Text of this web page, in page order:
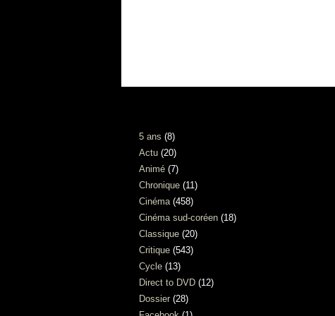
5 ans (8)
Actu (20)
Animé (7)
Chronique (11)
Cinéma (458)
Cinéma sud-coréen (18)
Classique (20)
Critique (543)
Cycle (13)
Direct to DVD (12)
Dossier (28)